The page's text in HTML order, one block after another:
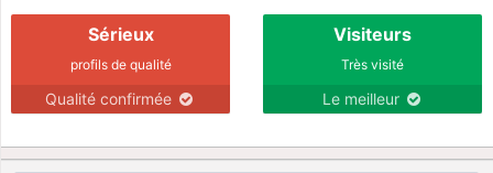
Sérieux
profils de qualité
Qualité confirmée
Visiteurs
Très visité
Le meilleur